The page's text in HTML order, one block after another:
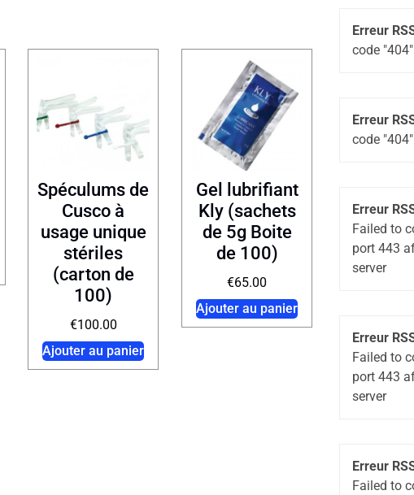
Spéculums de
Cusco à
usage unique
stériles
(carton de
100)
€100.00
Ajouter au panier
Gel lubrifiant
Kly (sachets
de 5g Boite
de 100)
€65.00
Ajouter au panier
Erreur
code "404"
Erreur
code "404"
Erreur
Failed to
port 443
server
Erreur
Failed to
port 443
server
Erreur
Failed to